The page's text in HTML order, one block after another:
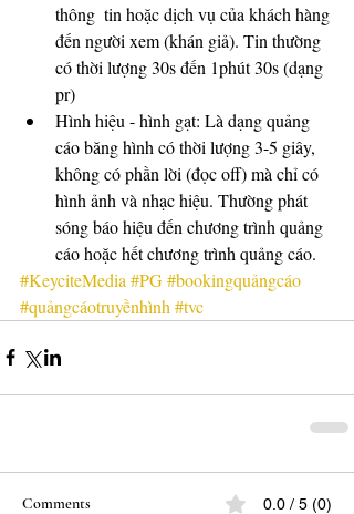
thông  tin hoặc dịch vụ của khách hàng
đến người xem (khán giả). Tin thường
có thời lượng 30s đến 1phút 30s (dạng
pr)
Hình hiệu - hình gạt: Là dạng quảng
cáo băng hình có thời lượng 3-5 giây,
không có phần lời (đọc off) mà chỉ có
hình ảnh và nhạc hiệu. Thường phát
sóng báo hiệu đến chương trình quảng
cáo hoặc hết chương trình quảng cáo.
#KeyciteMedia #PG#bookingquảngcáo
#quảngcáotruyềnhình #tvc
Comments 0.0 / 5 (0)